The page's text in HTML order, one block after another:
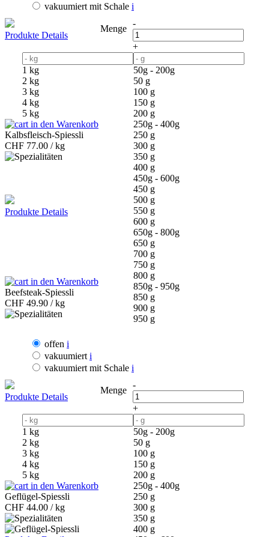
vakuumiert mit Schale i
-
+
Menge
50g - 200g
50 g
100 g
150 g
200 g
250g - 400g
250 g
300 g
350 g
400 g
450g - 600g
450 g
500 g
550 g
600 g
650g - 800g
650 g
700 g
750 g
800 g
850g - 950g
850 g
900 g
950 g
1 kg
2 kg
3 kg
4 kg
5 kg
offen i
vakuumiert i
vakuumiert mit Schale i
Produkte Details
-
+
Menge
50g - 200g
50 g
100 g
150 g
200 g
250g - 400g
250 g
300 g
350 g
400 g
1 kg
2 kg
3 kg
4 kg
5 kg
in den Warenkorb
Kalbsfleisch-Spiessli
CHF 77.00 / kg
Produkte Details
in den Warenkorb
Beefsteak-Spiessli
CHF 49.90 / kg
Produkte Details
in den Warenkorb
Geflügel-Spiessli
CHF 44.00 / kg